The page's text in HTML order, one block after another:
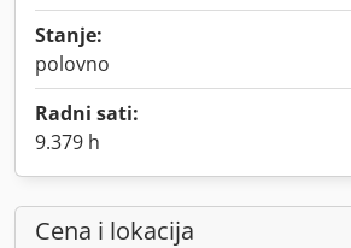
Stanje:
polovno
Radni sati:
9.379 h
Cena i lokacija